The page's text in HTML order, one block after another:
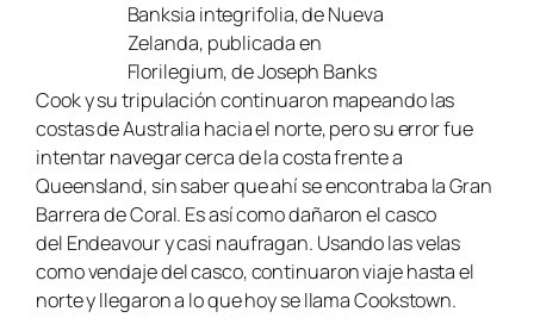
Banksia integrifolia, de Nueva
Zelanda, publicada en
Florilegium, de Joseph Banks
Cook y su tripulación continuaron mapeando las
costas de Australia hacia el norte, pero su error fue
intentar navegar cerca de la costa frente a
Queensland, sin saber que ahí se encontraba la Gran
Barrera de Coral. Es así como dañaron el casco
del Endeavoury casi naufragan. Usando las velas
como vendaje del casco, continuaron viaje hasta el
norte y llegaron a lo que hoy se llama Cookstown.